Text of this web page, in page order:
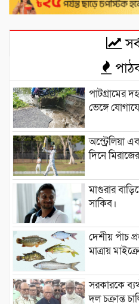
পাটগ্রামের
ভেঙ্গে
অস্ট্রেলিয়া
দিনে
মাগুরার
সাকিব।
দেশীয় পাঁচ
মাত্রায়
সরকারকে
দল চক্রান্ত